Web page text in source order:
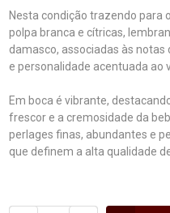
Nesta condição trazendo para
polpa branca e cítricas,
damasco, associadas às
e personalidade acentuada ao
Em boca é vibrante,
frescor e a cremosidade da
perlages finas, abundantes e
que definem a alta qualidade